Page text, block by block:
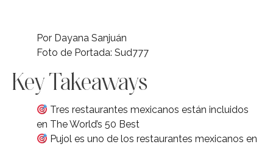
Por Dayana Sanjuán
Foto de Portada: Sud777
Key Takeaways
Tres restaurantes mexicanos están incluidos
en The World’s 50 Best
Pujol es uno de los restaurantes mexicanos en